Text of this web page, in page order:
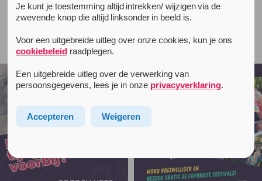
Follow unityinfo on Instagram
Je kunt je toestemming altijd intrekken/ wijzigen via de
zwevende knop die altijd linksonder in beeld is.
Voor een uitgebreide uitleg over onze cookies, kun je ons
cookiebeleidraadplegen.
Een uitgebreide uitleg over de verwerking van
persoonsgegevens, lees je in onze privacyverklaring.
Accepteren Weigeren